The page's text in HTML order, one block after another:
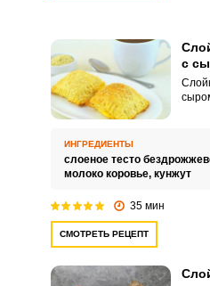
с
ИНГРЕДИЕНТЫ
слоеное тесто
молоко коровье, кунжут
35 мин
СМОТРЕТЬ РЕЦЕПТ